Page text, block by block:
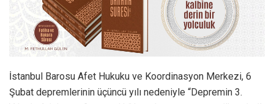
İstanbul Barosu Afet Hukuku ve Koordinasyon Merkezi, 6
Şubat depremlerinin üçüncü yılı nedeniyle “Depremin 3.